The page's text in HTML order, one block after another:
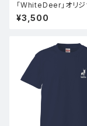
「WhiteDeer」オリ
ツ(グレー)
¥3,500